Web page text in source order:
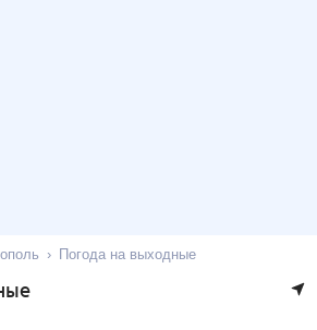
Погода на выходные